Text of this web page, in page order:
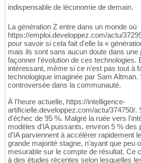
indispensable de léconomie de demain.
La génération Z entre dans un monde où
https://emploi.developpez.com/actu/
pour savoir si cela fait d'elle la «
mais ils sont sans aucun doute dans une
façonner l'évolution de ces technologies.
intéressant, même si ce n'est pas tout à
technologique imaginée par Sam
controversée dans la communauté.
À l'heure actuelle, https://intelligence-
artificielle.developpez.com/actu/374750/.
d'échec de 95 %. Malgré la ruée vers
modèles d'IA puissants, environ 5 % des
d'IA parviennent à accélérer rapidement
grande majorité stagne, n'ayant que peu
mesurable sur le compte de résultat. Ce
à des études récentes selon lesquelles